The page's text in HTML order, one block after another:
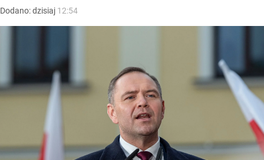
Dodano:dzisiaj 12:54